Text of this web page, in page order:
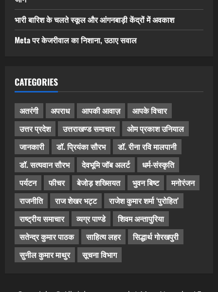
भारी बारिश के चलते स्कूल और आंगनबाड़ी केंद्रों में अवकाश
Meta पर केजरीवाल का निशाना, उठाए सवाल
CATEGORIES
अतरंगी अपराध आपकी आवाज़
आपके विचार
उत्तर प्रदेश
उत्तराखण्ड समाचार
ओम प्रकाश उनियाल
जानकारी
डॉ. प्रियंका सौरभ
डॉ. रीना रवि मालपानी
डॉ. सत्यवान सौरभ
देवभूमि जॉब अलर्ट
धर्म-संस्कृति
पर्यटन
फीचर बेजोड़ शख्सियत भुवन बिष्ट
मनोरंजन
राजनीति
राज शेखर भट्ट
राजेश कुमार शर्मा ‘पुरोहित’
राष्ट्रीय समाचार
व्यग्र पाण्डे
शिवम अन्तापुरिया
सतेन्द्र कुमार पाठक
साहित्य लहर
सिद्धार्थ गोरखपुरी
सुनील कुमार माथुर
सूचना विभाग